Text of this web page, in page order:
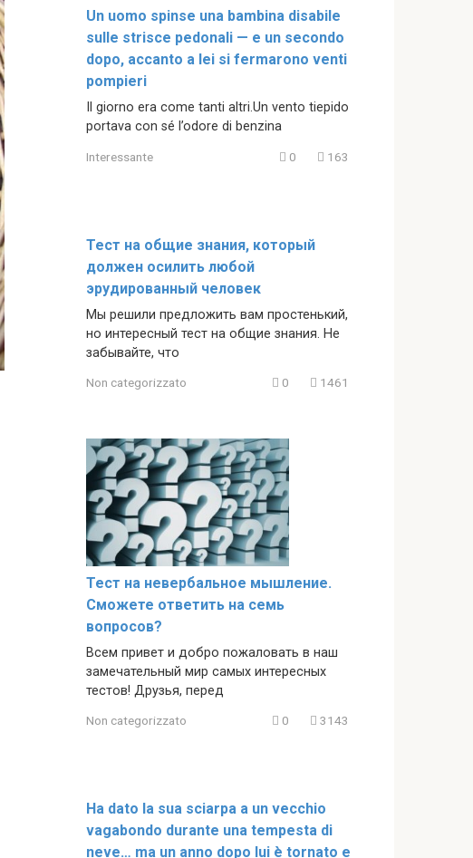
Un uomo spinse una bambina disabile
sulle strisce pedonali — e un secondo
dopo, accanto a lei si fermarono venti
pompieri
Il giorno era come tanti altri.Un vento tiepido
portava con sé l’odore di benzina
Interessante 0 163
Тест на общие знания, который
должен осилить любой
эрудированный человек
Мы решили предложить вам простенький,
но интересный тест на общие знания. Не
забывайте, что
Non categorizzato 0 1461
Тест на невербальное мышление.
Сможете ответить на семь
вопросов?
Всем привет и добро пожаловать в наш
замечательный мир самых интересных
тестов! Друзья, перед
Non categorizzato 0 3143
Ha dato la sua sciarpa a un vecchio
vagabondo durante una tempesta di
neve… ma un anno dopo lui è tornato e